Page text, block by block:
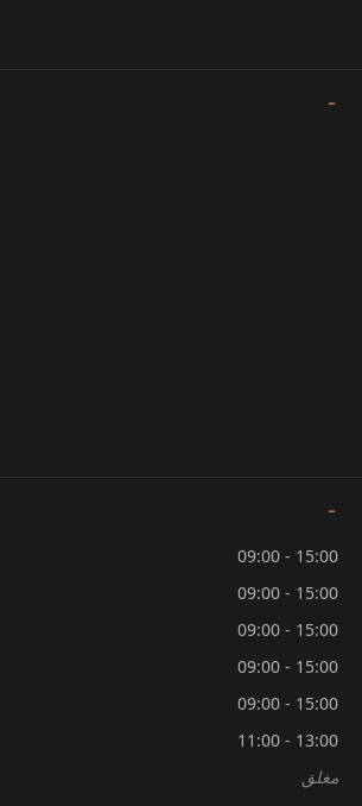
09:00 - 15:00
09:00 - 15:00
09:00 - 15:00
09:00 - 15:00
09:00 - 15:00
11:00 - 13:00
مغلق